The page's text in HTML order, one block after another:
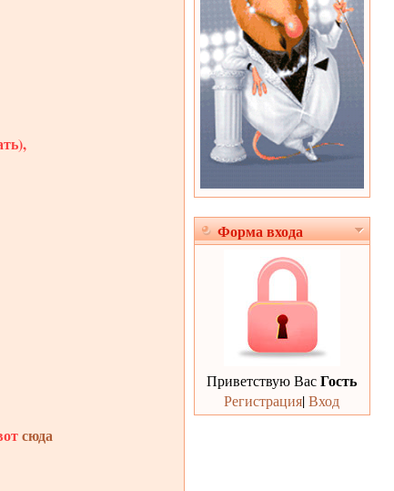
сюда
Форма входа
Приветствую ВасГость
Регистрация|Вход